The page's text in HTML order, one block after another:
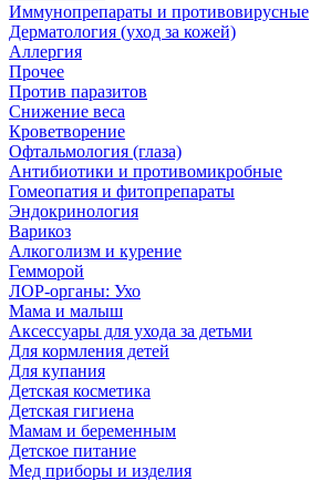
Иммунопрепараты и противовирусные
Дерматология (уход за кожей)
Аллергия
Прочее
Против паразитов
Снижение веса
Кроветворение
Офтальмология (глаза)
Антибиотики и противомикробные
Гомеопатия и фитопрепараты
Эндокринология
Варикоз
Алкоголизм и курение
Гемморой
ЛОР-органы: Ухо
Мама и малыш
Аксессуары для ухода за детьми
Для кормления детей
Для купания
Детская косметика
Детская гигиена
Мамам и беременным
Детское питание
Мед приборы и изделия